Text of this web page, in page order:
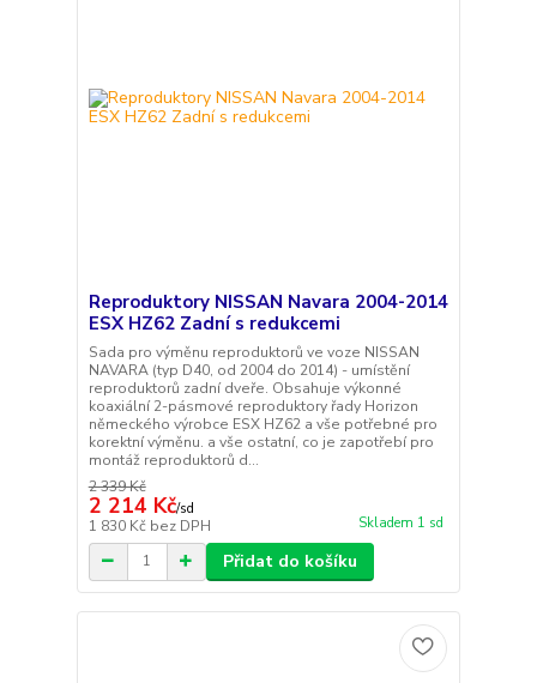
Reproduktory NISSAN Navara 2004-2014
ESX HZ62 Zadní s redukcemi
Sada pro výměnu reproduktorů ve voze NISSAN
NAVARA (typ D40, od 2004 do 2014) - umístění
reproduktorů zadní dveře. Obsahuje výkonné
koaxiální 2-pásmové reproduktory řady Horizon
německého výrobce ESX HZ62 a vše potřebné pro
korektní výměnu. a vše ostatní, co je zapotřebí pro
montáž reproduktorů d...
2 339 Kč
2 214 Kč/sd
1 830 Kč bez DPH Skladem 1 sd
Přidat do košíku